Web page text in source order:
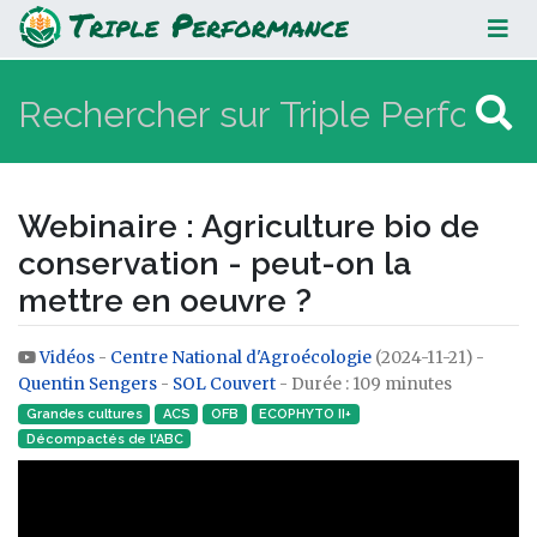
Webinaire : Agriculture bio de
conservation - peut-on la mettre en
oeuvre ?
Webinaire : Agriculture bio de
conservation - peut-on la
mettre en oeuvre ?
Aller à :navigation,rechercher
Vidéos - Centre National d'Agroécologie (2024-11-21) -
Quentin Sengers - SOL Couvert - Durée : 109 minutes
Grandes cultures ACS OFB
ECOPHYTO II+
Décompactés de l'ABC